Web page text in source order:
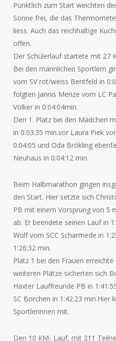
Pünktlich zum Start weichten
Sonne frei, die das
liess. Auch das reichhaltige
offen.
Der Schülerlauf startete mit 27
Bei den männlichen Sportlern
vom SV rot/weiss Bentfeld in
folgten Jannis Menze vom LC
Völker in 0:04:04min.
Den 1. Platz bei den Mädchen
in 0:03:35 min.vor Laura Piek
0:04:05 und Oda Brökling
Neuhaus in 0:04:12 min.
Beim Halbmarathon gingen
den Start. Hier setzte sich
PB mit einem Vorsprung von 5
ab. Er beendete seinen Lauf in
Wolf vom SCC Scharmede in
1:26:32 min.
Platz 1 bei den Frauen
weiteren Plätze sicherten sich
Haxter Lauffreunde PB in
SC Borchen in 1:42:23 min.Hier
Sportlerinnen mit.
Den 10 KM- Lauf, mit 211